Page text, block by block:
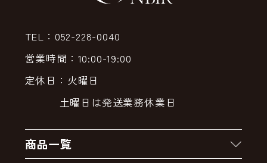
TEL：052-228-0040
営業時間：10:00-19:00
定休日：火曜日
土曜日は発送業務休業日
商品一覧